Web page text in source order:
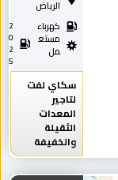
الرياض
كهرباء
مستع
مل
2
0
2
5
سكاي لفت
لتاجير
المعدات
الثقيلة
والخفيفة